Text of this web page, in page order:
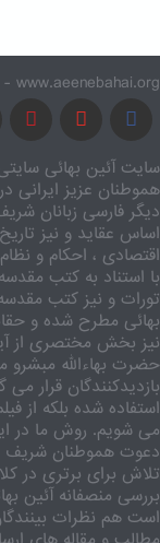
www.aeenebahai.org - وب سایت معرفی آئین بهائی به زبان فارسی
سایت آئین بهائی
هموطنان عزیز ایرانی
دیگر فارسی زبانان
اساس عقاید و نیز
اقتصادی ، احکام و
با استناد به کتب
تورات و نیز کتب
بهائی مطرح شده و
نیز بخش مختصری از
حضرت بهاءالله
بازدیدکنندگان قرار
استفاده شده بلکه از
می شویم. روش ما در
دعوت هموطنان شریف
تلاش برای برتری در
بررسی منصفانه آئین
است هم نظرات